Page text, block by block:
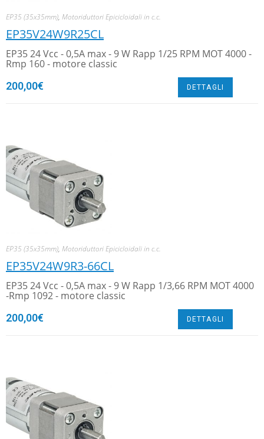
EP35 (35x35mm), Motoriduttori Epicicloidali in c.c.
EP35V24W9R25CL
EP35 24 Vcc - 0,5A max - 9 W Rapp 1/25 RPM MOT 4000 -
Rmp 160 - motore classic
200,00€ DETTAGLI
EP35 (35x35mm), Motoriduttori Epicicloidali in c.c.
EP35V24W9R3-66CL
EP35 24 Vcc - 0,5A max - 9 W Rapp 1/3,66 RPM MOT 4000
-Rmp 1092 - motore classic
200,00€ DETTAGLI